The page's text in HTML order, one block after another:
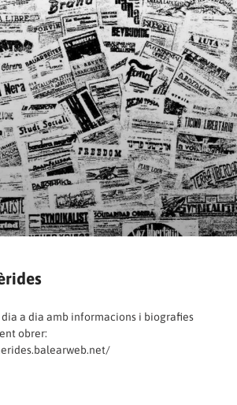
a dia amb informacions i biografies
obrer: